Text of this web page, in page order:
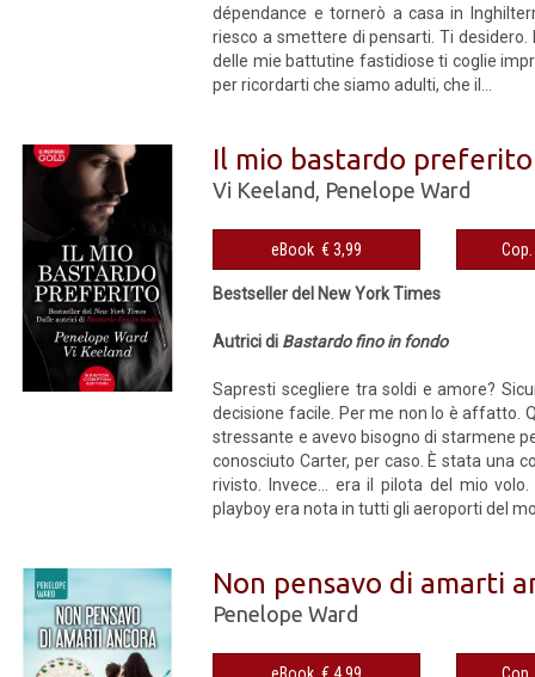
dépendance e tornerò a casa in
riesco a smettere di pensarti. Ti
delle mie battutine fastidiose ti coglie
per ricordarti che siamo adulti, che il...
Il mio bastardo preferito
Vi Keeland Penelope Ward
eBook € 3,99
Bestseller del New York Times
Autrici di Bastardo fino in fondo
Sapresti scegliere tra soldi e amore?
decisione facile. Per me non lo è affatto.
stressante e avevo bisogno di starmene
conosciuto Carter, per caso. È stata una
rivisto. Invece… era il pilota del mio
playboy era nota in tutti gli aeroporti del
Non pensavo di amarti
Penelope Ward
eBook € 4,99